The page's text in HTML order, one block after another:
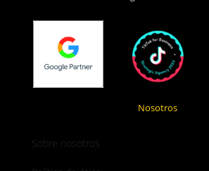
Nosotros
Sobre nosotros